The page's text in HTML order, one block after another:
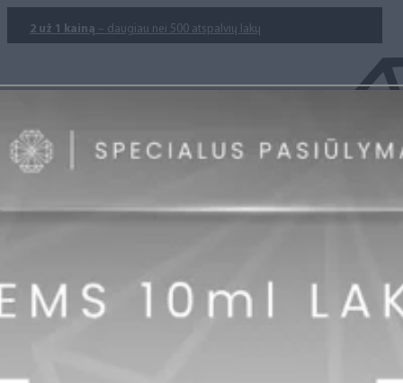
2 už 1 kainą – daugiau nei 500 atspalvių lakų